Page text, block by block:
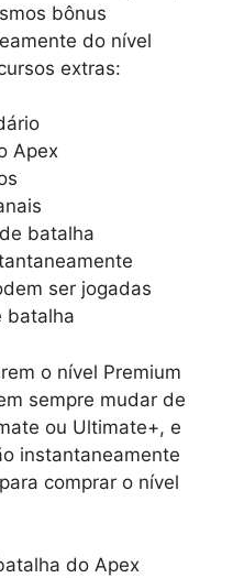
bônus
do nível
extras:
Apex
batalha
ser jogadas
batalha
o nível Premium
sempre mudar de
ou Ultimate+, e
instantaneamente
comprar o nível
do Apex